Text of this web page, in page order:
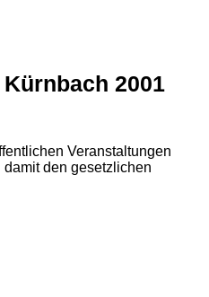
2001
Veranstaltungen
den gesetzlichen